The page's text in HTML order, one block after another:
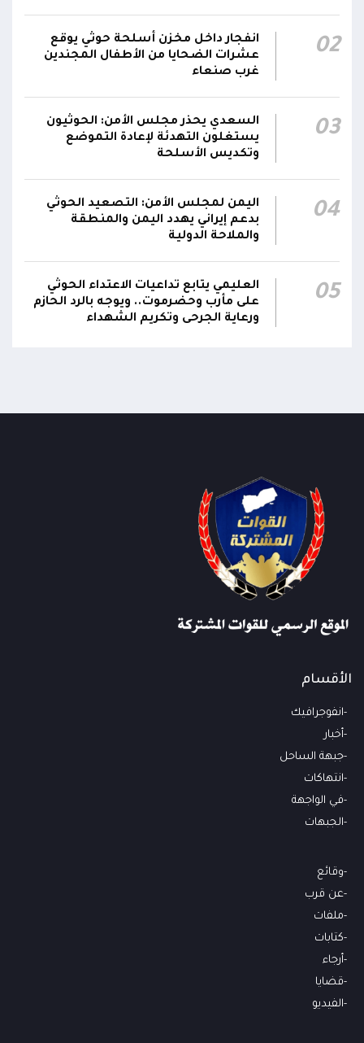
12:22
والجيش يقصف مواقع حوثية ويتصدى للمسيرات
02
انفجار داخل مخزن أسلحة حوثي يوقع
عشرات الضحايا من الأطفال المجندين
غرب صنعاء
03
السعدي يحذر مجلس الأمن: الحوثيون
يستغلون التهدئة لإعادة التموضع
وتكديس الأسلحة
04
اليمن لمجلس الأمن: التصعيد الحوثي
بدعم إيراني يهدد اليمن والمنطقة
والملاحة الدولية
05
العليمي يتابع تداعيات الاعتداء الحوثي
على مأرب وحضرموت.. ويوجه بالرد الحازم
ورعاية الجرحى وتكريم الشهداء
الأقسام
انفوجرافيك
أخبار
جبهة الساحل
انتهاكات
في الواجهة
الجبهات
وقائع
عن قرب
ملفات
كتابات
أرجاء
قضايا
الفيديو